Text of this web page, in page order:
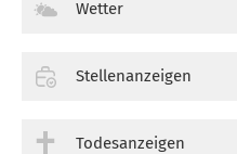
Wetter
Stellenanzeigen
Todesanzeigen